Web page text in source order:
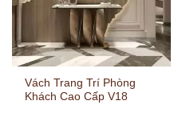
Vách Trang Trí Phòng
Khách Cao Cấp V18